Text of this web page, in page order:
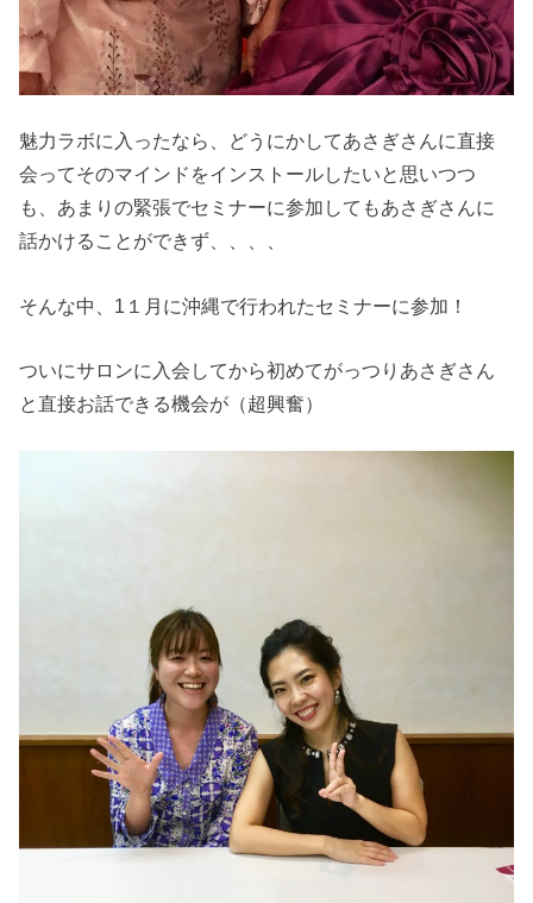
魅力ラボに入ったなら、どうにかしてあさぎさんに直接
会ってそのマインドをインストールしたいと思いつつ
も、あまりの緊張でセミナーに参加してもあさぎさんに
話かけることができず、、、、
そんな中、1１月に沖縄で行われたセミナーに参加！
ついにサロンに入会してから初めてがっつりあさぎさん
と直接お話できる機会が（超興奮）